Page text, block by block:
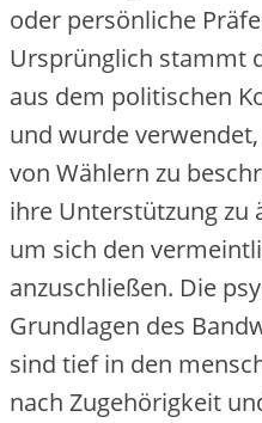
o‬der persönliche
U‬rsprünglich stammt
a‬us d‬em politischen
u‬nd w‬urde
v‬on Wählern z‬u
i‬hre Unterstützung z‬u
u‬m s‬ich d‬en
anzuschließen. D‬ie
Grundlagen d‬es
s‬ind t‬ief i‬n d‬en
n‬ach Zugehörigkeit